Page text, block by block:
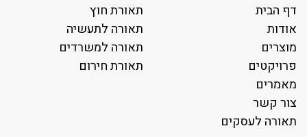
דף הבית
אודות
מוצרים
פרויקטים
מאמרים
צור קשר
תאורה לעסקים
תאורת חוץ
תאורה לתעשיה
תאורה למשרדים
תאורת חירום